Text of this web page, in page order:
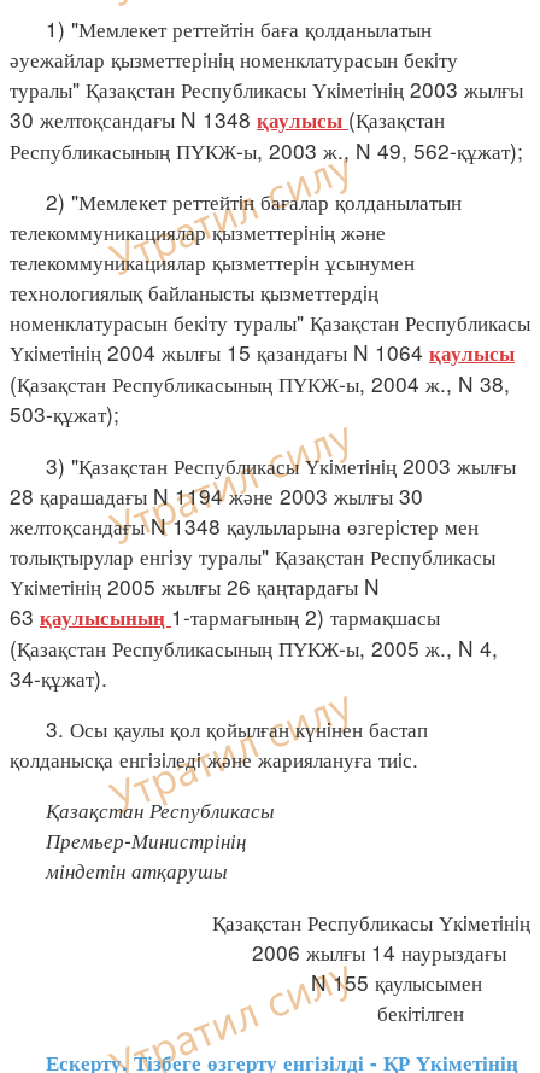
1) "Мемлекет реттейтiн баға қолданылатын
әуежайлар қызметтерiнiң номенклатурасын бекiту
туралы" Қазақстан Республикасы Үкiметiнiң 2003 жылғы
30 желтоқсандағы N 1348 қаулысы (Қазақстан
Республикасының ПҮКЖ-ы, 2003 ж., N 49, 562-құжат);
2) "Мемлекет реттейтiн бағалар қолданылатын
телекоммуникациялар қызметтерiнiң және
телекоммуникациялар қызметтерiн ұсынумен
технологиялық байланысты қызметтердiң
номенклатурасын бекiту туралы" Қазақстан Республикасы
Үкiметiнiң 2004 жылғы 15 қазандағы N 1064 қаулысы
(Қазақстан Республикасының ПҮКЖ-ы, 2004 ж., N 38,
503-құжат);
3) "Қазақстан Республикасы Үкiметiнiң 2003 жылғы
28 қарашадағы N 1194 және 2003 жылғы 30
желтоқсандағы N 1348 қаулыларына өзгерiстер мен
толықтырулар енгiзу туралы" Қазақстан Республикасы
Үкiметiнiң 2005 жылғы 26 қаңтардағы N
63 қаулысының 1-тармағының 2) тармақшасы
(Қазақстан Республикасының ПҮКЖ-ы, 2005 ж., N 4,
34-құжат).
3. Осы қаулы қол қойылған күнiнен бастап
қолданысқа енгiзiледi және жариялануға тиiс.
Қазақстан Республикасы
Премьер-Министрінің
міндетін атқарушы
Қазақстан Республикасы Үкiметiнiң
2006 жылғы 14 наурыздағы
N 155 қаулысымен
бекiтiлген
Ескерту. Тізбеге өзгерту енгізілді - ҚР Үкіметінің